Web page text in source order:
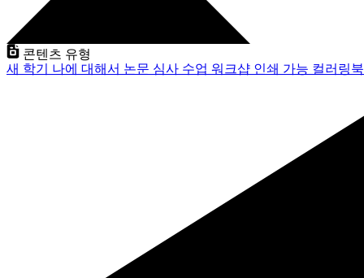
콘텐츠 유형
새 학기 나에 대해서 논문 심사 수업 워크샵 인쇄 가능 컬러링북